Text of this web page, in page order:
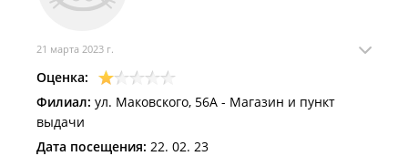
21 марта 2023 г.
Оценка:
Филиал: ул. Маковского, 56А - Магазин и пункт
выдачи
Дата посещения: 22. 02. 23